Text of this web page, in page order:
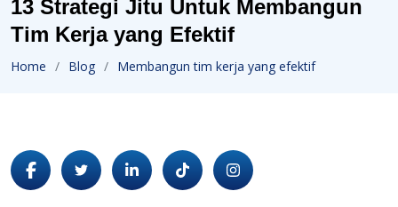
13 Strategi Jitu Untuk Membangun
Tim Kerja yang Efektif
Home Blog Membangun tim kerja yang efektif